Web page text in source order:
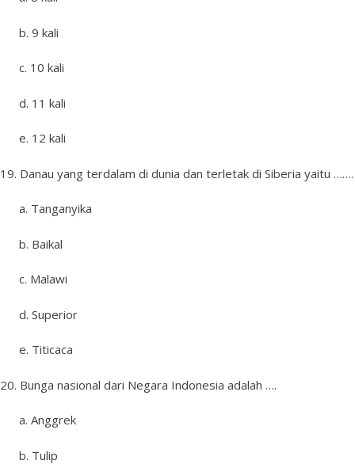
b. 9 kali
c. 10 kali
d. 11 kali
e. 12 kali
19. Danau yang terdalam di dunia dan terletak di Siberia yaitu …….
a. Tanganyika
b. Baikal
c. Malawi
d. Superior
e. Titicaca
20. Bunga nasional dari Negara Indonesia adalah ….
a. Anggrek
b. Tulip